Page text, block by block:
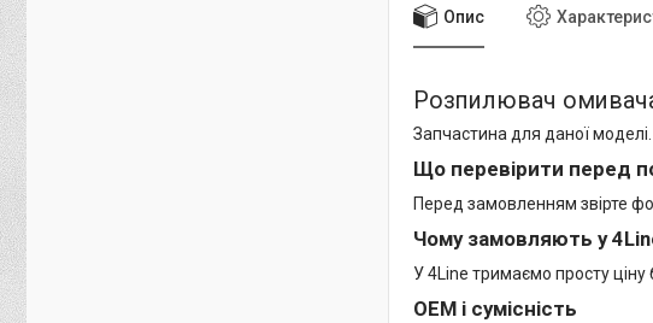
Опис
Розпилювач
Запчастина для даної
Що перевірити перед
Перед замовленням звірте
Чому замовляють у
У 4Line тримаємо просту
OEM і сумісність